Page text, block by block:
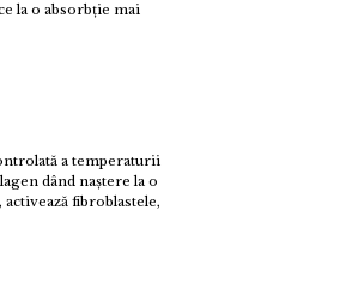
la o absorbție mai
a temperaturii
dând naștere la o
fibroblastele,